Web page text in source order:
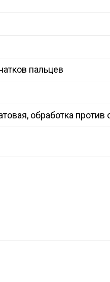
пальцев
обработка против